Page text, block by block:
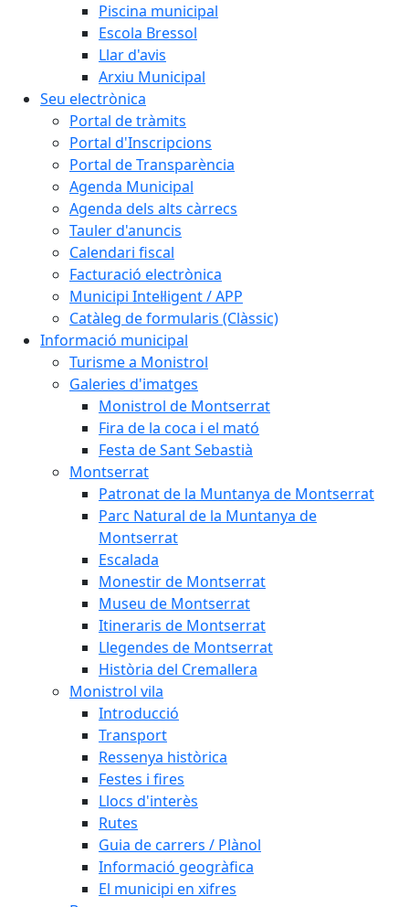
Piscina municipal
Escola Bressol
Llar d'avis
Arxiu Municipal
Seu electrònica
Portal de tràmits
Portal d'Inscripcions
Portal de Transparència
Agenda Municipal
Agenda dels alts càrrecs
Tauler d'anuncis
Calendari fiscal
Facturació electrònica
Municipi Intel·ligent / APP
Catàleg de formularis (Clàssic)
Informació municipal
Turisme a Monistrol
Galeries d'imatges
Monistrol de Montserrat
Fira de la coca i el mató
Festa de Sant Sebastià
Montserrat
Patronat de la Muntanya de Montserrat
Parc Natural de la Muntanya de
Montserrat
Escalada
Monestir de Montserrat
Museu de Montserrat
Itineraris de Montserrat
Llegendes de Montserrat
Història del Cremallera
Monistrol vila
Introducció
Transport
Ressenya històrica
Festes i fires
Llocs d'interès
Rutes
Guia de carrers / Plànol
Informació geogràfica
El municipi en xifres